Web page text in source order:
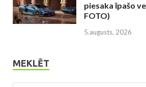
piesaka īpašo
FOTO)
5.augusts, 2026
MEKLĒT